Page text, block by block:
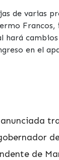
de varias
Francos,
hará
en el
de